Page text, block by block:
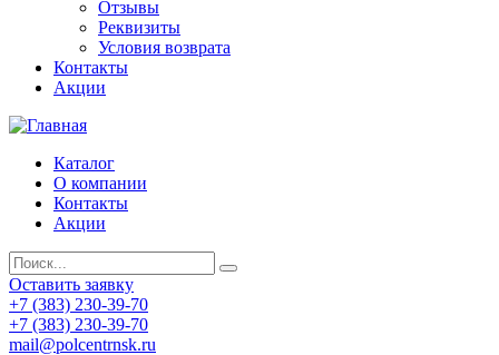
Отзывы
Реквизиты
Условия возврата
Контакты
Акции
Каталог
О компании
Контакты
Акции
Оставить заявку
+7 (383) 230-39-70
+7 (383) 230-39-70
mail@polcentrnsk.ru